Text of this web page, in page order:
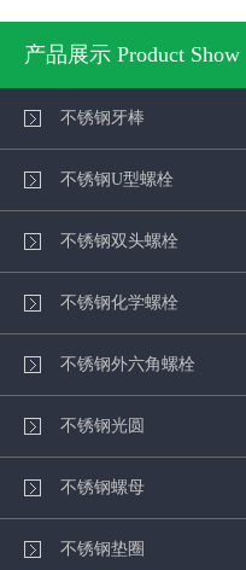
产品展示 Product Show
不锈钢牙棒
不锈钢U型螺栓
不锈钢双头螺栓
不锈钢化学螺栓
不锈钢外六角螺栓
不锈钢光圆
不锈钢螺母
不锈钢垫圈